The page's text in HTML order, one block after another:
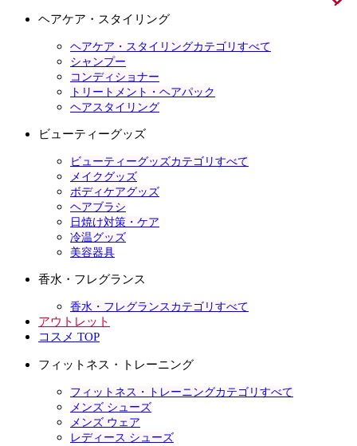
ヘアケア・スタイリング
ヘアケア・スタイリングカテゴリすべて
シャンプー
コンディショナー
トリートメント・ヘアパック
ヘアスタイリング
ビューティーグッズ
ビューティーグッズカテゴリすべて
メイクグッズ
ボディケアグッズ
ヘアブラシ
日焼け対策・ケア
冷温グッズ
美容器具
香水・フレグランス
香水・フレグランスカテゴリすべて
アウトレット
コスメ TOP
フィットネス・トレーニング
フィットネス・トレーニングカテゴリすべて
メンズ シューズ
メンズ ウェア
レディース シューズ